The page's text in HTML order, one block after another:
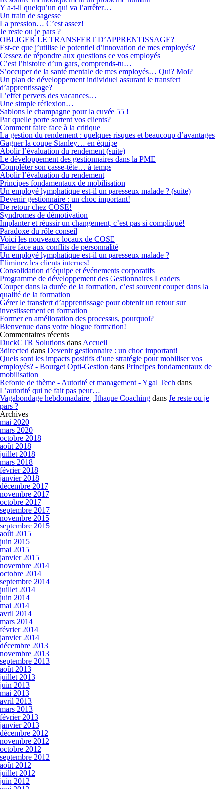
Y a-t-il quelqu’un qui va l’arrêter…
Un train de sagesse
La pression… C’est assez!
Je reste ou je pars ?
OBLIGER LE TRANSFERT D’APPRENTISSAGE?
Est-ce que j’utilise le potentiel d’innovation de mes employés?
Cessez de répondre aux questions de vos employés
C’est l’histoire d’un gars, comprends-tu…
S’occuper de la santé mentale de mes employés… Qui? Moi?
Un plan de développement individuel assurant le transfert
d’apprentissage?
L’effet pervers des vacances…
Une simple réflexion…
Sablons le champagne pour la cuvée 55 !
Par quelle porte sortent vos clients?
Comment faire face à la critique
La gestion du rendement : quelques risques et beaucoup d’avantages
Gagner la coupe Stanley… en équipe
Abolir l’évaluation du rendement (suite)
Le développement des gestionnaires dans la PME
Compléter son casse-tête… à temps
Abolir l’évaluation du rendement
Principes fondamentaux de mobilisation
Un employé lymphatique est-il un paresseux malade ? (suite)
Devenir gestionnaire : un choc important!
De retour chez COSE!
Syndromes de démotivation
Implanter et réussir un changement, c’est pas si compliqué!
Paradoxe du rôle conseil
Voici les nouveaux locaux de COSE
Faire face aux conflits de personnalité
Un employé lymphatique est-il un paresseux malade ?
Éliminez les clients internes!
Consolidation d’équipe et événements corporatifs
Programme de développement des Gestionnaires Leaders
Couper dans la durée de la formation, c’est souvent couper dans la
qualité de la formation
Gérer le transfert d’apprentissage pour obtenir un retour sur
investissement en formation
Former en amélioration des processus, pourquoi?
Bienvenue dans votre blogue formation!
Commentaires récents
DuckCTR Solutions dans Accueil
3directed dans Devenir gestionnaire : un choc important!
Quels sont les impacts positifs d’une stratégie pour mobiliser vos
employés? - Bourget Opti-Gestion dans Principes fondamentaux de
mobilisation
Refonte de thème - Autorité et management - Ygal Tech dans
L’autorité qui ne fait pas peur…
Vagabondage hebdomadaire | Ithaque Coaching dans Je reste ou je
pars ?
Archives
mai 2020
mars 2020
octobre 2018
août 2018
juillet 2018
mars 2018
février 2018
janvier 2018
décembre 2017
novembre 2017
octobre 2017
septembre 2017
novembre 2015
septembre 2015
août 2015
juin 2015
mai 2015
janvier 2015
novembre 2014
octobre 2014
septembre 2014
juillet 2014
juin 2014
mai 2014
avril 2014
mars 2014
février 2014
janvier 2014
décembre 2013
novembre 2013
septembre 2013
août 2013
juillet 2013
juin 2013
mai 2013
avril 2013
mars 2013
février 2013
janvier 2013
décembre 2012
novembre 2012
octobre 2012
septembre 2012
août 2012
juillet 2012
juin 2012